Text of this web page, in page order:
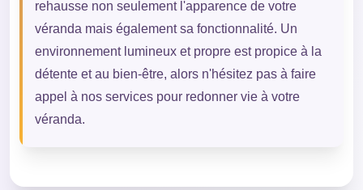
rehausse non seulement l'apparence de votre
véranda mais également sa fonctionnalité. Un
environnement lumineux et propre est propice à la
détente et au bien-être, alors n'hésitez pas à faire
appel à nos services pour redonner vie à votre
véranda.